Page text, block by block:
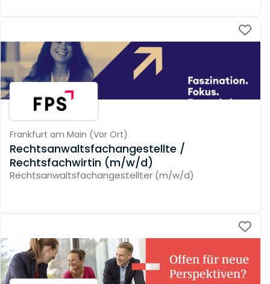
Frankfurt am Main (Vor Ort)
Rechtsanwaltsfachangestellte /
Rechtsfachwirtin (m/w/d)
Rechtsanwaltsfachangestellter (m/w/d)